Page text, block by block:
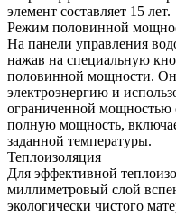
элемент составляет 15 лет.
Режим половинной
На панели управления
нажав на специальную
половинной мощности.
электроэнергию и
ограниченной мощностью
полную мощность,
заданной температуры.
Теплоизоляция
Для эффективной
миллиметровый слой
экологически чистого